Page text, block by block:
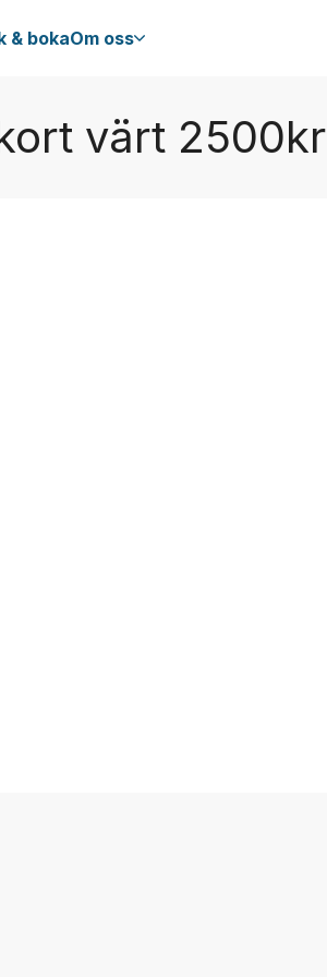
& bokaOm oss
värt 2500kr